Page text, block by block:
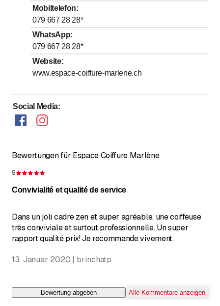
Donnerstag
bis
Freitag
Samstag
Sonntag
Geschlossen
Mobiltelefon:
079 667 28 28*
WhatsApp:
079 667 28 28*
Website:
www.espace-coiffure-marlene.ch
Social Media:
Bewertungen für Espace Coiffure Marlène
5
Convivialité et qualité de service
Dans un joli cadre zen et super agréable, une coiffeuse
très conviviale et surtout professionnelle. Un super
rapport qualité prix! Je recommande vivement.
13. Januar 2020 | brinchatp
Bewertung abgeben Alle Kommentare anzeigen